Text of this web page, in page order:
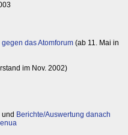
das Atomforum (ab 11. Mai in
im Nov. 2002)
und Berichte/Auswertung danach